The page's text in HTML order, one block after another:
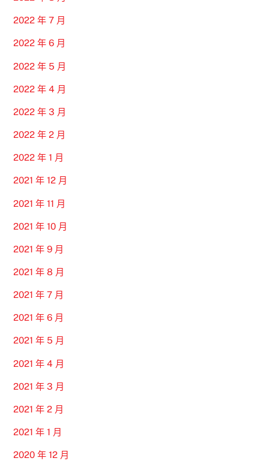
2022 年 7 月
2022 年 6 月
2022 年 5 月
2022 年 4 月
2022 年 3 月
2022 年 2 月
2022 年 1 月
2021 年 12 月
2021 年 11 月
2021 年 10 月
2021 年 9 月
2021 年 8 月
2021 年 7 月
2021 年 6 月
2021 年 5 月
2021 年 4 月
2021 年 3 月
2021 年 2 月
2021 年 1 月
2020 年 12 月